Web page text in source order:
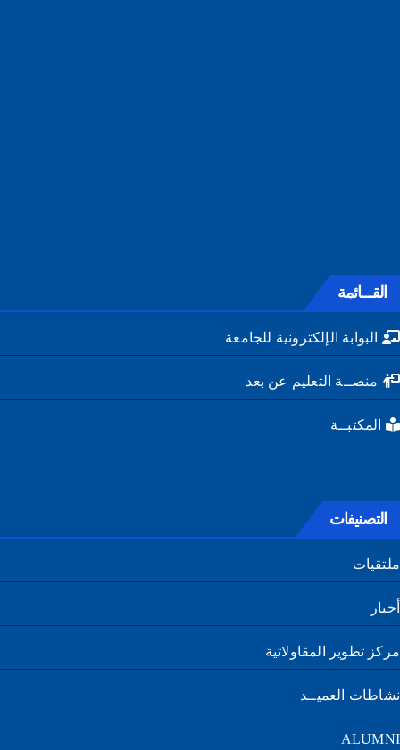
القـــائمة
البوابة الإلكترونية للجامعة
منصــة التعليم عن بعد
المكتبــة
التصنيفات
تطوير المقاولاتية
العميــد